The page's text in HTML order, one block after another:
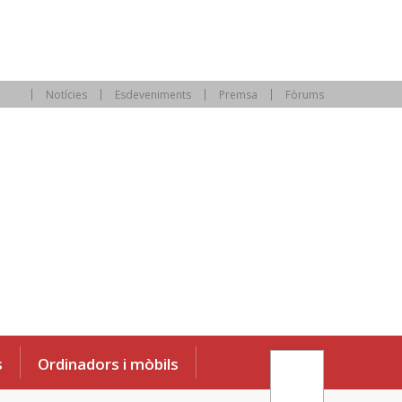
Notícies Esdeveniments Premsa Fòrums
Ordinadors i mòbils